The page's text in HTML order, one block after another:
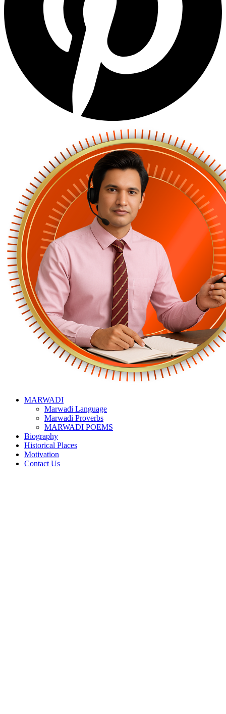
MARWADI
Marwadi Language
Marwadi Proverbs
MARWADI POEMS
Biography
Historical Places
Motivation
Contact Us